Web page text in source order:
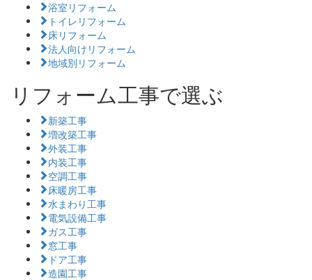
浴室リフォーム
トイレリフォーム
床リフォーム
法人向けリフォーム
地域別リフォーム
リフォーム工事で選ぶ
新築工事
増改築工事
外装工事
内装工事
空調工事
床暖房工事
水まわり工事
電気設備工事
ガス工事
窓工事
ドア工事
造園工事